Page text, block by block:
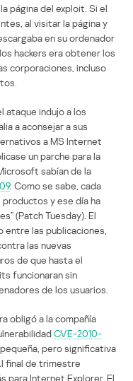
página del exploit. Si el
al visitar la página y
en su ordenador
hackers era obtener los
corporaciones, incluso
ataque indujo a los
a aconsejar a sus
a MS Internet
un parche para la
sabían de la
. Como se sabe, cada
y ese día ha
(Patch Tuesday). El
entre las publicaciones,
las nuevas
de que hasta el
funcionaran sin
de los usuarios.
obligó a la compañía
CVE-2010-
pero significativa
final de trimestre
para Internet Explorer. El